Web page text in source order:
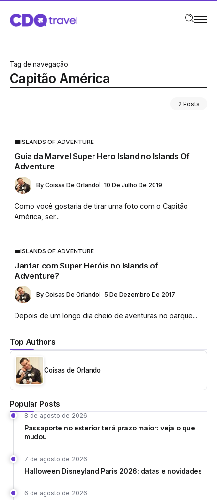
Tag de navegação
Capitão América
2 Posts
Top Authors
Coisas de Orlando
Popular Posts
8 de agosto de 2026
Passaporte no exterior terá prazo maior: veja o que
mudou
7 de agosto de 2026
Halloween Disneyland Paris 2026: datas e novidades
6 de agosto de 2026
ISLANDS OF ADVENTURE
Guia da Marvel Super Hero Island no Islands Of
Adventure
By Coisas De Orlando 10 De Julho De 2019
Como você gostaria de tirar uma foto com o Capitão
América, ser...
ISLANDS OF ADVENTURE
Jantar com Super Heróis no Islands of
Adventure?
By Coisas De Orlando 5 De Dezembro De 2017
Depois de um longo dia cheio de aventuras no parque...